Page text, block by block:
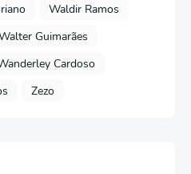
Waldir Ramos
Guimarães
Cardoso
Zezo